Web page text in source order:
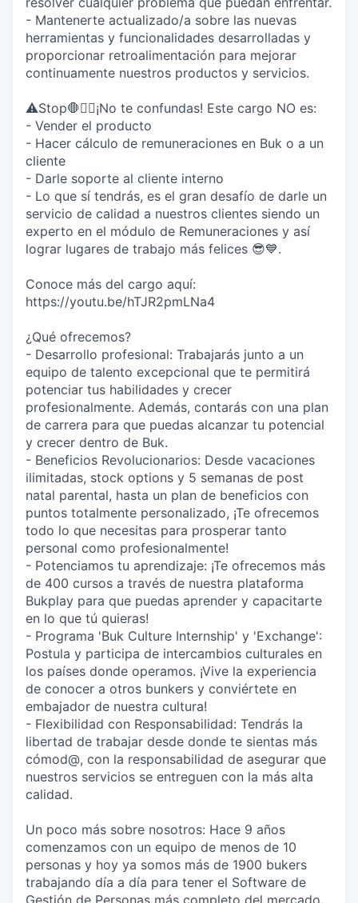
- Mantenerte actualizado/a sobre las nuevas
herramientas y funcionalidades desarrolladas y
proporcionar retroalimentación para mejorar
continuamente nuestros productos y servicios.
⚠️Stop🛑✋🏼¡No te confundas! Este cargo NO es:
- Vender el producto
- Hacer cálculo de remuneraciones en Buk o a un
cliente
- Darle soporte al cliente interno
- Lo que sí tendrás, es el gran desafío de darle un
servicio de calidad a nuestros clientes siendo un
experto en el módulo de Remuneraciones y así
lograr lugares de trabajo más felices 😎💙.
Conoce más del cargo aquí:
https://youtu.be/hTJR2pmLNa4
¿Qué ofrecemos?
- Desarrollo profesional: Trabajarás junto a un
equipo de talento excepcional que te permitirá
potenciar tus habilidades y crecer
profesionalmente. Además, contarás con una plan
de carrera para que puedas alcanzar tu potencial
y crecer dentro de Buk.
- Beneficios Revolucionarios: Desde vacaciones
ilimitadas, stock options y 5 semanas de post
natal parental, hasta un plan de beneficios con
puntos totalmente personalizado, ¡Te ofrecemos
todo lo que necesitas para prosperar tanto
personal como profesionalmente!
- Potenciamos tu aprendizaje: ¡Te ofrecemos más
de 400 cursos a través de nuestra plataforma
Bukplay para que puedas aprender y capacitarte
en lo que tú quieras!
- Programa 'Buk Culture Internship' y 'Exchange':
Postula y participa de intercambios culturales en
los países donde operamos. ¡Vive la experiencia
de conocer a otros bunkers y conviértete en
embajador de nuestra cultura!
- Flexibilidad con Responsabilidad: Tendrás la
libertad de trabajar desde donde te sientas más
cómod@, con la responsabilidad de asegurar que
nuestros servicios se entreguen con la más alta
calidad.
Un poco más sobre nosotros: Hace 9 años
comenzamos con un equipo de menos de 10
personas y hoy ya somos más de 1900 bukers
trabajando día a día para tener el Software de
Gestión de Personas más completo del mercado.